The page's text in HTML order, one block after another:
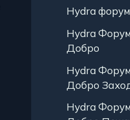
Hydra
Hydra
Добро
Hydra
Добро
Hydra